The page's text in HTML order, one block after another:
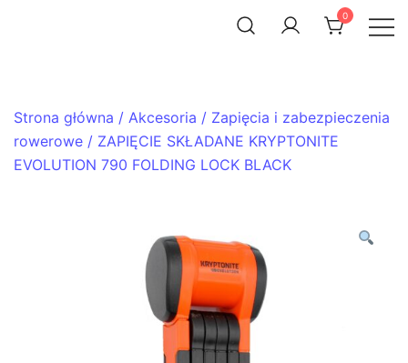
0
Strona główna / Akcesoria / Zapięcia i zabezpieczenia
rowerowe / ZAPIĘCIE SKŁADANE KRYPTONITE
EVOLUTION 790 FOLDING LOCK BLACK